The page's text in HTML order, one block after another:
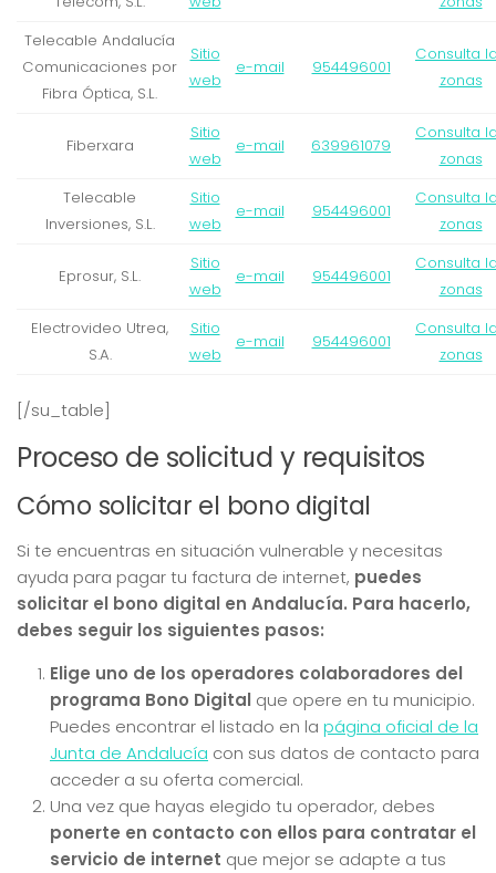
Telecable Andalucía
Comunicaciones por
Fibra Óptica, S.L.
Sitio
web
e-mail 954496001
Consulta
zonas
Fiberxara
Sitio
web
e-mail 639961079
Consulta
zonas
Telecable
Inversiones, S.L.
Sitio
web
e-mail 954496001
Consulta
zonas
Eprosur, S.L.
Sitio
web
e-mail 954496001
Consulta
zonas
Electrovideo Utrea,
S.A.
Sitio
web
e-mail 954496001
Consulta
zonas
[/su_table]
Proceso de solicitud y requisitos
Cómo solicitar el bono digital
Si te encuentras en situación vulnerable y necesitas
ayuda para pagar tu factura de internet, puedes
solicitar el bono digital en Andalucía. Para hacerlo,
debes seguir los siguientes pasos:
Elige uno de los operadores colaboradores del
programa Bono Digital que opere en tu municipio.
Puedes encontrar el listado en la página oficial de la
Junta de Andalucía con sus datos de contacto para
acceder a su oferta comercial.
Una vez que hayas elegido tu operador, debes
ponerte en contacto con ellos para contratar el
servicio de internet que mejor se adapte a tus